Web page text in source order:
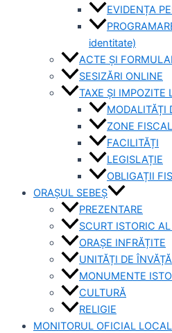
EVIDENȚA
identitate)
ACTE ȘI
SESIZĂRI ONLINE
TAXE ȘI IMPOZITE
MODALITĂȚI
ZONE
FACILITĂȚI
LEGISLAȚIE
OBLIGAȚII
ORAȘUL SEBEȘ
PREZENTARE
SCURT ISTORIC
ORAȘE INFRĂȚITE
UNITĂȚI DE
MONUMENTE
CULTURĂ
RELIGIE
MONITORUL OFICIAL LOCAL